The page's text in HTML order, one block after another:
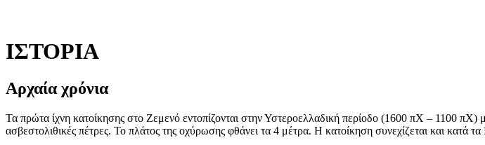
ΙΣΤΟΡΙΑ
Αρχαία χρόνια
Τα πρώτα ίχνη κατοίκησης στο Ζεμενό εντοπίζονται στην Υστεροελλαδική περίοδο (1600 πΧ – 1100
ασβεστολιθικές πέτρες. Το πλάτος της οχύρωσης φθάνει τα 4 μέτρα. Η κατοίκηση συνεχίζεται και κατά